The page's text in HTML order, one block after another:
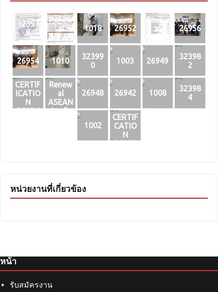
32397
8
Renew
al
ASEAN
Applic
ation
Form
1018 26952
Renew
al
ASEAN
Applic
Form
26956
26954 1010
32399
0
1003 26949
32398
2
CERTIF
ICATIO
N
SOMM
Renew
al
ASEAN
Applic
26948 26942 1008
32398
4
1002
CERTIF
CATIO
N
SOMM
หน่วยงานที่เกี่ยวข้อง
หน้า
รับสมัครงาน